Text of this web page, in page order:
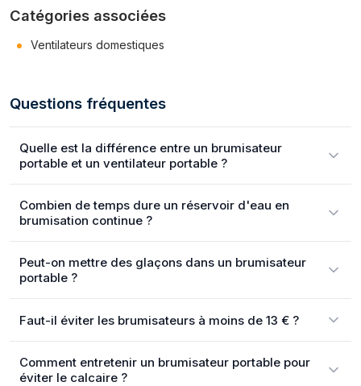
Catégories associées
Ventilateurs domestiques
Questions fréquentes
Quelle est la différence entre un brumisateur
portable et un ventilateur portable ?
Combien de temps dure un réservoir d'eau en
brumisation continue ?
Peut-on mettre des glaçons dans un brumisateur
portable ?
Faut-il éviter les brumisateurs à moins de 13 € ?
Comment entretenir un brumisateur portable pour
éviter le calcaire ?